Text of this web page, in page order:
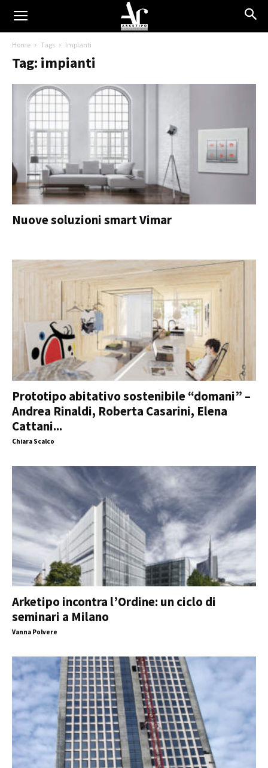
Home Tags Impianti
Tag: impianti
Nuove soluzioni smart Vimar
Prototipo abitativo sostenibile “domani” –
Andrea Rinaldi, Roberta Casarini, Elena
Cattani...
Chiara Scalco
Arketipo incontra l’Ordine: un ciclo di
seminari a Milano
Vanna Polvere